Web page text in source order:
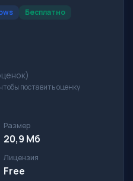
Бесплатно
поставить оценку
Размер
20,9 Мб
Лицензия
Free